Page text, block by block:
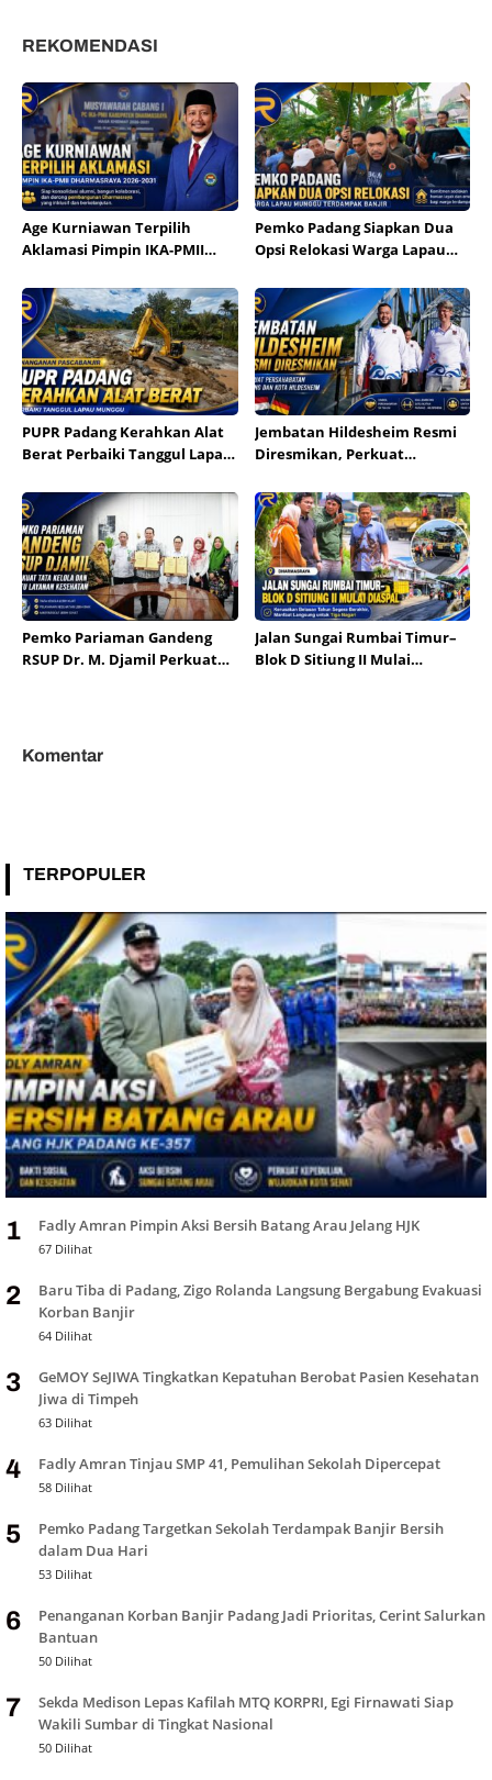
REKOMENDASI
Age Kurniawan Terpilih
Aklamasi Pimpin IKA-PMII
Pemko Padang Siapkan Dua
Opsi Relokasi Warga Lapau
PUPR Padang Kerahkan Alat
Berat Perbaiki Tanggul Lapau
Jembatan Hildesheim Resmi
Diresmikan, Perkuat
Kota Hildesheim
Pemko Pariaman Gandeng
RSUP Dr. M. Djamil Perkuat
Jalan Sungai Rumbai Timur–
Blok D Sitiung II Mulai
Komentar
TERPOPULER
1 Fadly Amran Pimpin Aksi Bersih Batang Arau Jelang HJK
67 Dilihat
2
Baru Tiba di Padang, Zigo Rolanda Langsung Bergabung Evakuasi
Korban Banjir
64 Dilihat
3
GeMOY SeJIWA Tingkatkan Kepatuhan Berobat Pasien Kesehatan
Jiwa di Timpeh
63 Dilihat
4 Fadly Amran Tinjau SMP 41, Pemulihan Sekolah Dipercepat
58 Dilihat
5
Pemko Padang Targetkan Sekolah Terdampak Banjir Bersih
dalam Dua Hari
53 Dilihat
6
Penanganan Korban Banjir Padang Jadi Prioritas, Cerint Salurkan
Bantuan
50 Dilihat
7
Sekda Medison Lepas Kafilah MTQ KORPRI, Egi Firnawati Siap
Wakili Sumbar di Tingkat Nasional
50 Dilihat